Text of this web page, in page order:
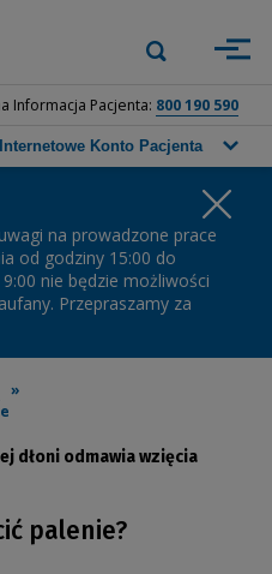
Zastosuj
Informacja Pacjenta: 800 190 590
Konto Pacjenta
na prowadzone prace
od godziny 15:00 do
nie będzie możliwości
Przepraszamy za
palenie?